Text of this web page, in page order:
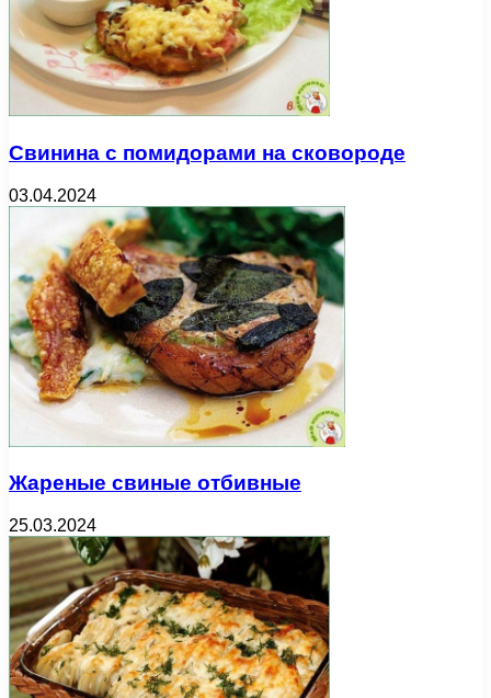
Свинина с помидорами на сковороде
03.04.2024
Жареные свиные отбивные
25.03.2024